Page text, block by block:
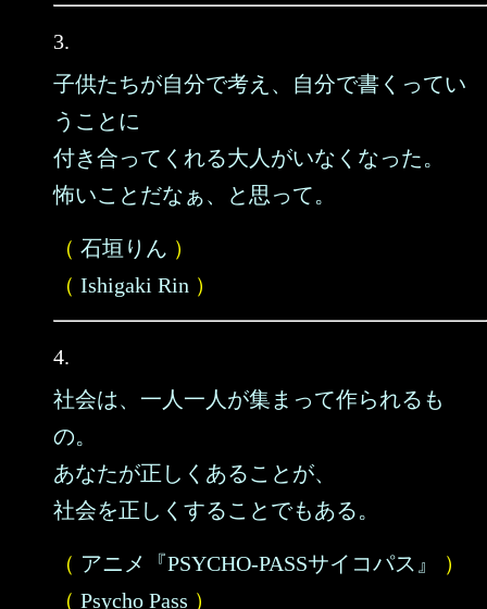
3.
子供たちが自分で考え、自分で書くってい
うことに
付き合ってくれる大人がいなくなった。
怖いことだなぁ、と思って。
（ 石垣りん ）
（ Ishigaki Rin ）
4.
社会は、一人一人が集まって作られるも
の。
あなたが正しくあることが、
社会を正しくすることでもある。
（ アニメ『PSYCHO-PASSサイコパス』
）
（ Psycho Pass ）